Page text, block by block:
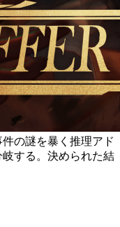
の謎を暴く推理アド
する。決められた結